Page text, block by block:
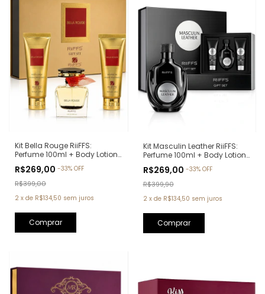
Kit Bella Rouge RiiFFS:
Perfume 100ml + Body Lotion
(Ref. Olfativa: Coco
Mademoiselle Chanel)
R$269,00 -33% OFF
R$399,00
2 x de R$134,50 sem juros
Kit Masculin Leather RiiFFS:
Perfume 100ml + Body Lotion
(Ref. Olfativa: Creed Aventus)
R$269,00 -33% OFF
R$399,90
2 x de R$134,50 sem juros